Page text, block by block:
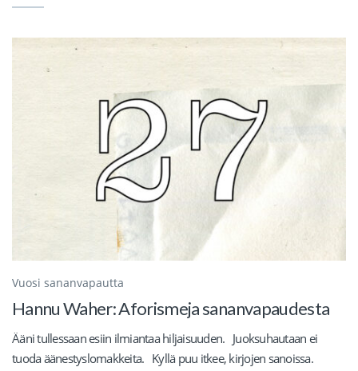
Vuosi sananvapautta
Hannu Waher: Aforismeja sananvapaudesta
Ääni tullessaan esiin ilmiantaa hiljaisuuden. Juoksuhautaan ei
tuoda äänestyslomakkeita. Kyllä puu itkee, kirjojen sanoissa.